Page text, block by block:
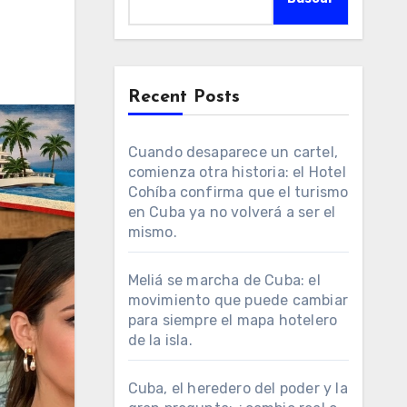
Recent Posts
Cuando desaparece un cartel,
comienza otra historia: el Hotel
Cohíba confirma que el turismo
en Cuba ya no volverá a ser el
mismo.
Meliá se marcha de Cuba: el
movimiento que puede cambiar
para siempre el mapa hotelero
de la isla.
Cuba, el heredero del poder y la